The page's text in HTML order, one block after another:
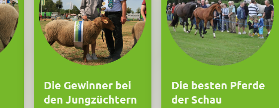
Die Gewinner bei
den Jungzüchtern
Die besten Pferde
der Schau